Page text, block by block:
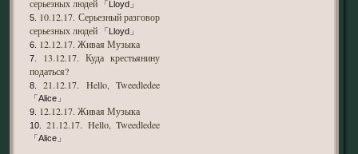
серьезных людей「Lloyd」
5.
10.12.17. Серьезный разговор
серьезных людей「Lloyd」
6.
12.12.17. Живая Музыка
7.
13.12.17. Куда крестьянину
податься?
8.21.12.17. Hello, Tweedledee
「Alice」
9.
12.12.17. Живая Музыка
10.21.12.17. Hello, Tweedledee
「Alice」